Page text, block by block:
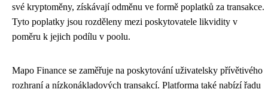
své kryptoměny, získávají odměnu ve formě poplatků za transakce.
Tyto poplatky jsou rozděleny mezi poskytovatele likvidity v
poměru k jejich podílu v poolu.
Mapo Finance se zaměřuje na poskytování uživatelsky přívětivého
rozhraní a nízkonákladových transakcí. Platforma také nabízí řadu